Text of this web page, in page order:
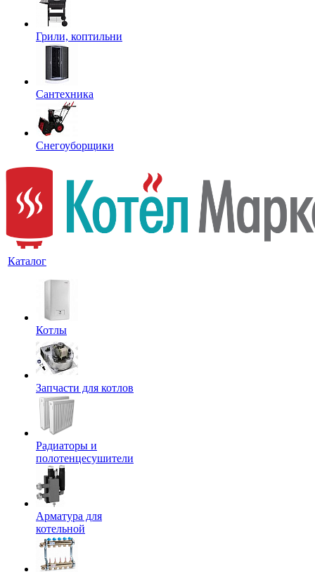
Грили, коптильни
Сантехника
Снегоуборщики
Каталог
Котлы
Запчасти для котлов
Радиаторы и
полотенцесушители
Арматура для
котельной